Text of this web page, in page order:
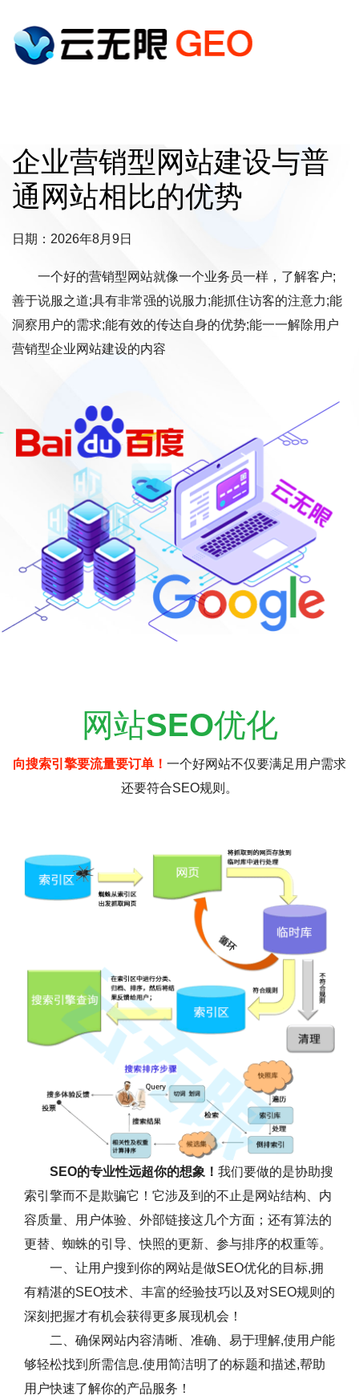
企业营销型网站建设与普
通网站相比的优势
日期：2026年8月9日
一个好的营销型网站就像一个业务员一样，了解客户;
善于说服之道;具有非常强的说服力;能抓住访客的注意力;能
洞察用户的需求;能有效的传达自身的优势;能一一解除用户
营销型企业网站建设的内容
网站SEO优化
向搜索引擎要流量要订单！ 一个好网站不仅要满足用户需求
还要符合SEO规则。
SEO的专业性远超你的想象！ 我们要做的是协助搜
索引擎而不是欺骗它！它涉及到的不止是网站结构、内
容质量、用户体验、外部链接这几个方面；还有算法的
更替、蜘蛛的引导、快照的更新、参与排序的权重等。
一、让用户搜到你的网站是做SEO优化的目标,拥
有精湛的SEO技术、丰富的经验技巧以及对SEO规则的
深刻把握才有机会获得更多展现机会！
二、确保网站内容清晰、准确、易于理解,使用户能
够轻松找到所需信息.使用简洁明了的标题和描述,帮助
用户快速了解你的产品服务！